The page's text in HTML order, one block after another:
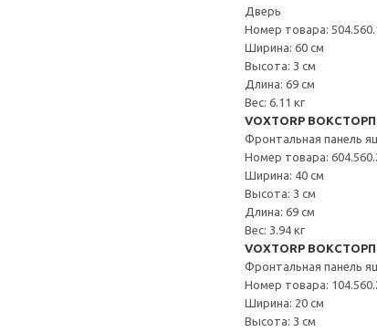
Дверь
Номер товара:
Ширина: 60 см
Высота: 3 см
Длина: 69 см
Вес: 6.11 кг
VOXTORP ВОКСТОРП
Фронтальная панель
Номер товара:
Ширина: 40 см
Высота: 3 см
Длина: 69 см
Вес: 3.94 кг
VOXTORP ВОКСТОРП
Фронтальная панель
Номер товара:
Ширина: 20 см
Высота: 3 см